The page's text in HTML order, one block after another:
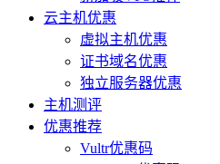
云主机优惠
虚拟主机优惠
证书域名优惠
独立服务器优惠
主机测评
优惠推荐
Vultr优惠码